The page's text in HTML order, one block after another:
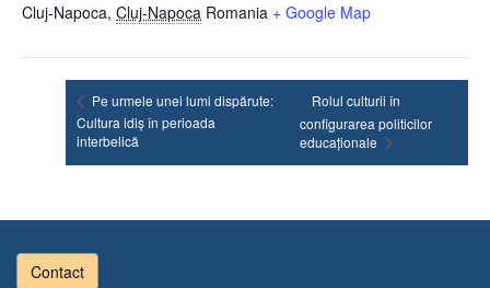
Cluj-Napoca, Cluj-Napoca Romania + Google Map
Pe urmele unei lumi dispărute:
Cultura idiș în perioada
interbelică
Rolul culturii în
configurarea politicilor
educaționale
Contact